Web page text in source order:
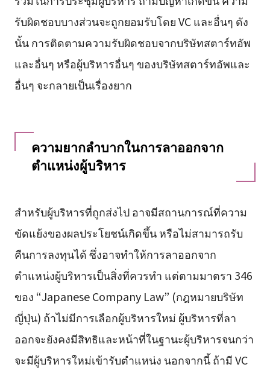
รับผิดชอบบางส่วนจะถูกยอมรับโดย VC และอื่นๆ ดัง
นั้น การติดตามความรับผิดชอบจากบริษัทสตาร์ทอัพ
และอื่นๆ หรือผู้บริหารอื่นๆ ของบริษัทสตาร์ทอัพและ
อื่นๆ จะกลายเป็นเรื่องยาก
ความยากลำบากในการลาออกจาก
ตำแหน่งผู้บริหาร
สำหรับผู้บริหารที่ถูกส่งไป อาจมีสถานการณ์ที่ความ
ขัดแย้งของผลประโยชน์เกิดขึ้น หรือไม่สามารถรับ
คืนการลงทุนได้ ซึ่งอาจทำให้การลาออกจาก
ตำแหน่งผู้บริหารเป็นสิ่งที่ควรทำ แต่ตามมาตรา 346
ของ “Japanese Company Law” (กฎหมายบริษัท
ญี่ปุ่น) ถ้าไม่มีการเลือกผู้บริหารใหม่ ผู้บริหารที่ลา
ออกจะยังคงมีสิทธิและหน้าที่ในฐานะผู้บริหารจนกว่า
จะมีผู้บริหารใหม่เข้ารับตำแหน่ง นอกจากนี้ ถ้ามี VC